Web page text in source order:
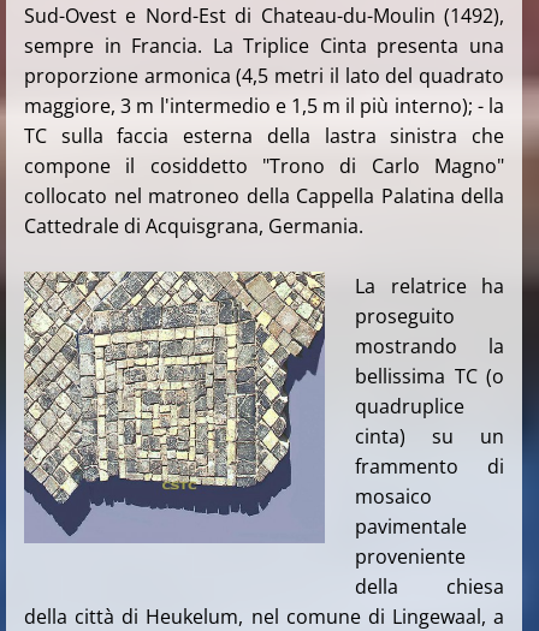
Sud-Ovest e Nord-Est di Chateau-du-Moulin (1492),
sempre in Francia. La Triplice Cinta presenta una
proporzione armonica (4,5 metri il lato del quadrato
maggiore, 3 m l'intermedio e 1,5 m il più interno); - la
TC sulla faccia esterna della lastra sinistra che
compone il cosiddetto "Trono di Carlo Magno"
collocato nel matroneo della Cappella Palatina della
Cattedrale di Acquisgrana, Germania.
La relatrice ha
proseguito
mostrando la
bellissima TC (o
quadruplice
cinta) su un
frammento di
mosaico
pavimentale
proveniente
della chiesa
della città di Heukelum, nel comune di Lingewaal, a